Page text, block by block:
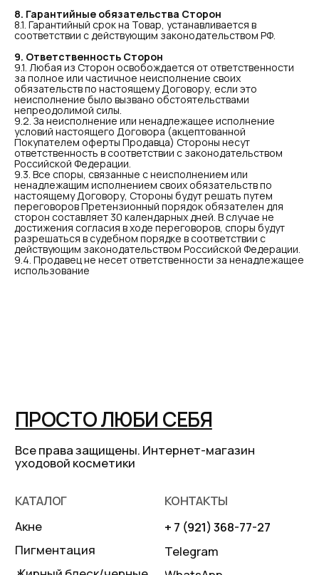
8. Гарантийные обязательства Сторон
8.1. Гарантийный срок на Товар, устанавливается в
соответствии с действующим законодательством РФ.
9. Ответственность Сторон
9.1. Любая из Сторон освобождается от ответственности
за полное или частичное неисполнение своих
обязательств по настоящему Договору, если это
неисполнение было вызвано обстоятельствами
непреодолимой силы.
9.2. За неисполнение или ненадлежащее исполнение
условий настоящего Договора (акцептованной
Покупателем оферты Продавца) Стороны несут
ответственность в соответствии с законодательством
Российской Федерации.
9.3. Все споры, связанные с неисполнением или
ненадлежащим исполнением своих обязательств по
настоящему Договору, Стороны будут решать путем
переговоров Претензионный порядок обязателен для
сторон составляет 30 календарных дней. В случае не
достижения согласия в ходе переговоров, споры будут
разрешаться в судебном порядке в соответствии с
действующим законодательством Российской Федерации.
9.4. Продавец не несет ответственности за ненадлежащее
использование